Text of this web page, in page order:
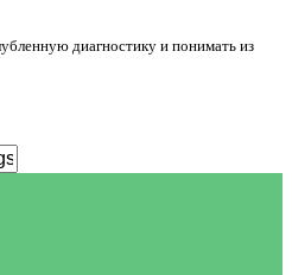
диагностику и понимать из